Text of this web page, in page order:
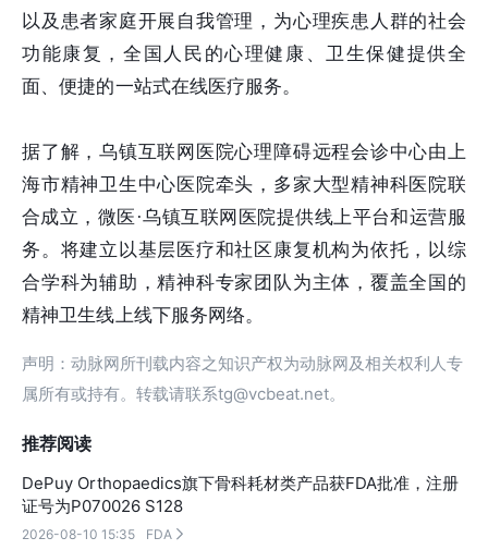
以及患者家庭开展自我管理，为心理疾患人群的社会
功能康复，全国人民的心理健康、卫生保健提供全
面、便捷的一站式在线医疗服务。
据了解，乌镇互联网医院心理障碍远程会诊中心由上
海市精神卫生中心医院牵头，多家大型精神科医院联
合成立，微医·乌镇互联网医院提供线上平台和运营服
务。将建立以基层医疗和社区康复机构为依托，以综
合学科为辅助，精神科专家团队为主体，覆盖全国的
精神卫生线上线下服务网络。
声明：动脉网所刊载内容之知识产权为动脉网及相关权利人专
属所有或持有。转载请联系tg@vcbeat.net。
推荐阅读
DePuy Orthopaedics旗下骨科耗材类产品获FDA批准，注册
证号为P070026 S128
2026-08-10 15:35 FDA 